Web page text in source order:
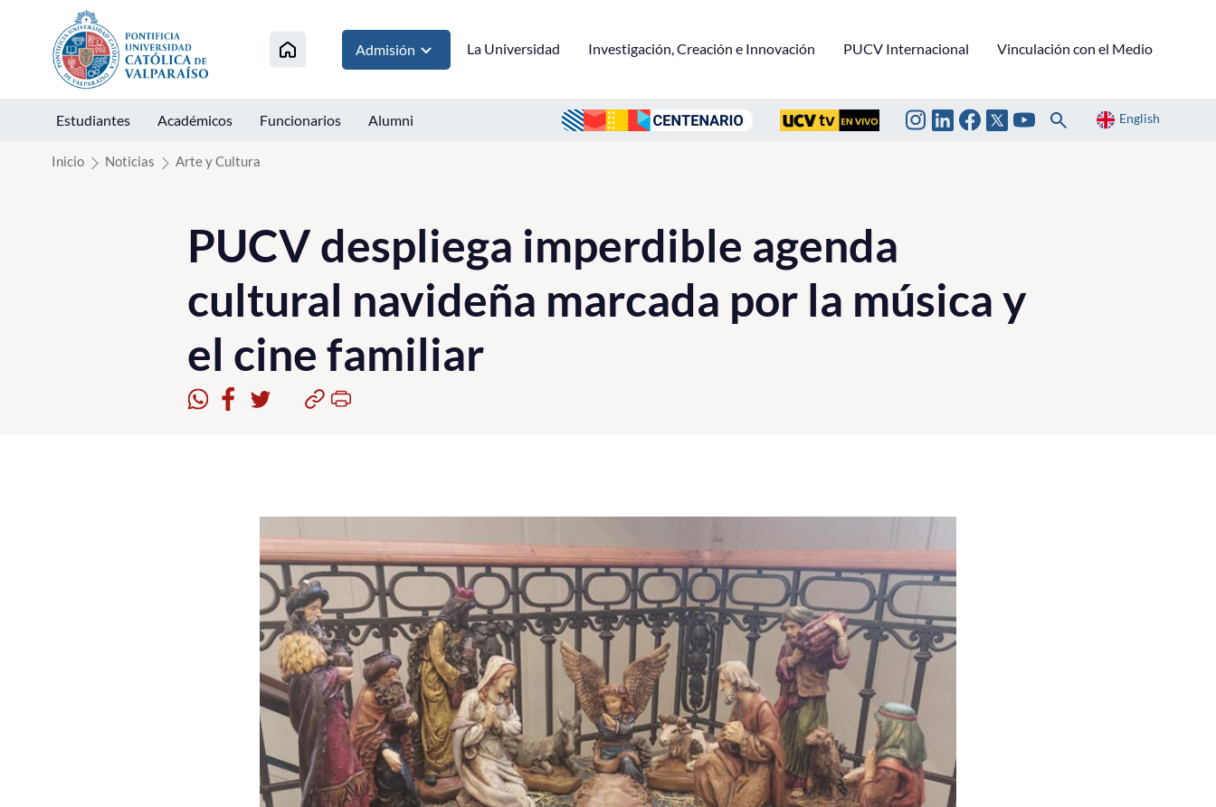
Click acá para ir directamente al contenido
Admisión La Universidad Investigación, Creación e Innovación PUCV Internacional Vinculación con el Medio
Estudiantes Académicos Funcionarios Alumni English
Inicio Noticias Arte y Cultura
PUCV despliega imperdible agenda
cultural navideña marcada por la música y
el cine familiar